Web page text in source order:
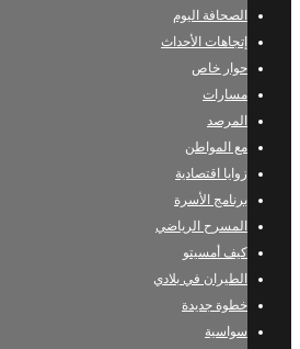
الصحافة اليوم
إتجاهات الأحداث
حوار خاص
مسارات
المرصد
مع المواطن
زوايا اقتصادية
برنامج الأسرة
المسرح الرياضي
كيف أمسيتو
الطيران في بلادي
خطوة جديدة
سواسية